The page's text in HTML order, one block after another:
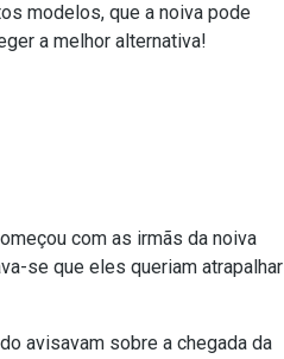
modelos, que a noiva pode
a melhor alternativa!
com as irmãs da noiva
se que eles queriam atrapalhar
avisavam sobre a chegada da